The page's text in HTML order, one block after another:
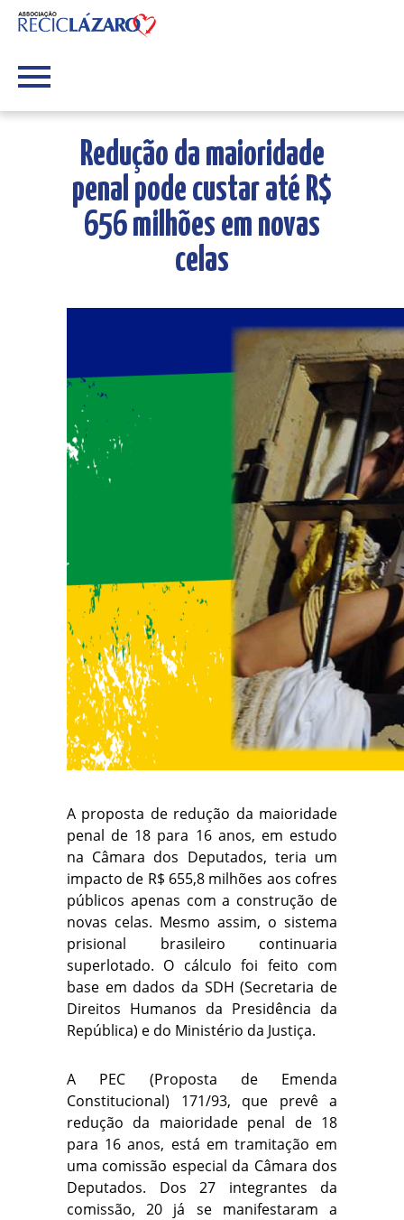
Redução da maioridade
penal pode custar até R$
656 milhões em novas
celas
A proposta de redução da maioridade
penal de 18 para 16 anos, em estudo
na Câmara dos Deputados, teria um
impacto de R$ 655,8 milhões aos cofres
públicos apenas com a construção de
novas celas. Mesmo assim, o sistema
prisional brasileiro continuaria
superlotado. O cálculo foi feito com
base em dados da SDH (Secretaria de
Direitos Humanos da Presidência da
República) e do Ministério da Justiça.
A PEC (Proposta de Emenda
Constitucional) 171/93, que prevê a
redução da maioridade penal de 18
para 16 anos, está em tramitação em
uma comissão especial da Câmara dos
Deputados. Dos 27 integrantes da
comissão, 20 já se manifestaram a